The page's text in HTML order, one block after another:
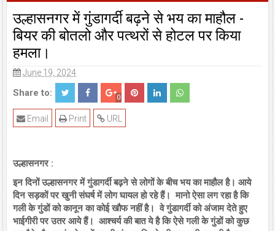
उल्हासनगर में गुंडागर्दी बढ़ने से भय का माहौल -
बियर की बोतलो और पत्थरों से होटल पर किया
हमला।
June 19, 2024
Share to: 0
URL
Print
Email
उल्हासनगर :
इन दिनों उल्हासनगर में गुंडागर्दी बढ़ने से लोगों के बीच भय का माहौल है। आये
दिन सड़कों पर खुनी संघर्ष में लोग घायल हो रहे हैं। मानो ऐसा लग रहा है कि
गली के गुंडों को कानून का कोई खौफ नहीं है। वे गुंडागर्दी को अंजाम देते हुए
भाईगीरी पर उतर आये हैं। आश्चर्य की बात ये है कि ऐसे गली के गुंडों को कुछ